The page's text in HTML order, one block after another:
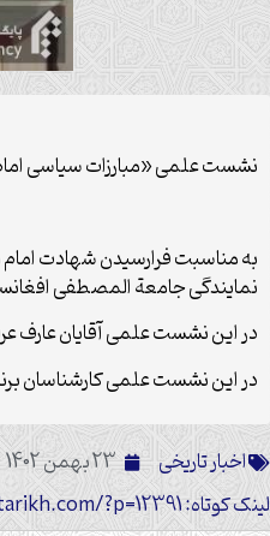
نشست علمی «مبارزات سیاسی
به مناسبت فرارسیدن شهادت
نمایندگی جامعة المصطفی
در این نشست علمی آقایان عارف
در این نشست علمی کارشناسان
اخبار تاریخی
23 بهمن 1402
لینک کوتاه: https://sokhanetarikh.com/?p=12391